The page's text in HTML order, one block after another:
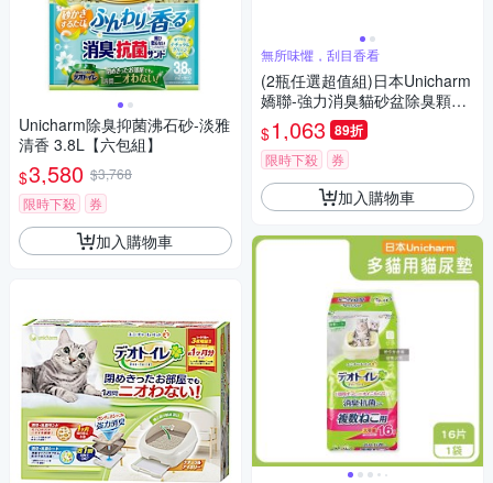
Unicharm除臭抑菌沸石砂-淡雅
清香 3.8L【六包組】
$3,580 $3,768
限時下殺
券
加入購物車
無所味懼，刮目香看
(2瓶任選超值組)日本Unicharm
嬌聯-強力消臭貓砂盆除臭顆粒
香香豆450ml/瓶(貓咪廁所芳香
吸臭劑,消臭大師貓砂隔臭留香
珠,鏟屎官必備去異味香氛豆)
$1,063 89折
限時下殺 券
加入購物車